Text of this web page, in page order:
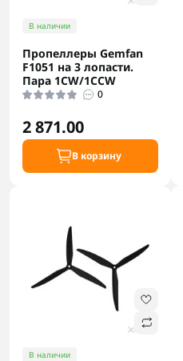
В наличии
Пропеллеры Gemfan
F1051 на 3 лопасти.
Пара 1CW/1CCW
0
2 871.00
В корзину
В наличии